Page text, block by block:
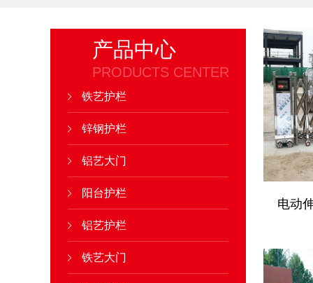
产品中心
PRODUCTS CENTER
铁艺护栏
锌钢护栏
铝艺大门
阳台护栏
铝艺护栏
铁艺大门
电动